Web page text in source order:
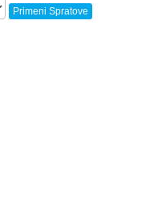
Primeni Spratove